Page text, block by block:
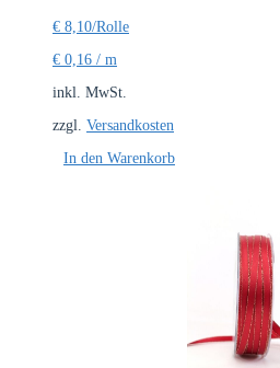
€ 8,10/Rolle
€ 0,16 / m
inkl. MwSt.
zzgl. Versandkosten
In den Warenkorb